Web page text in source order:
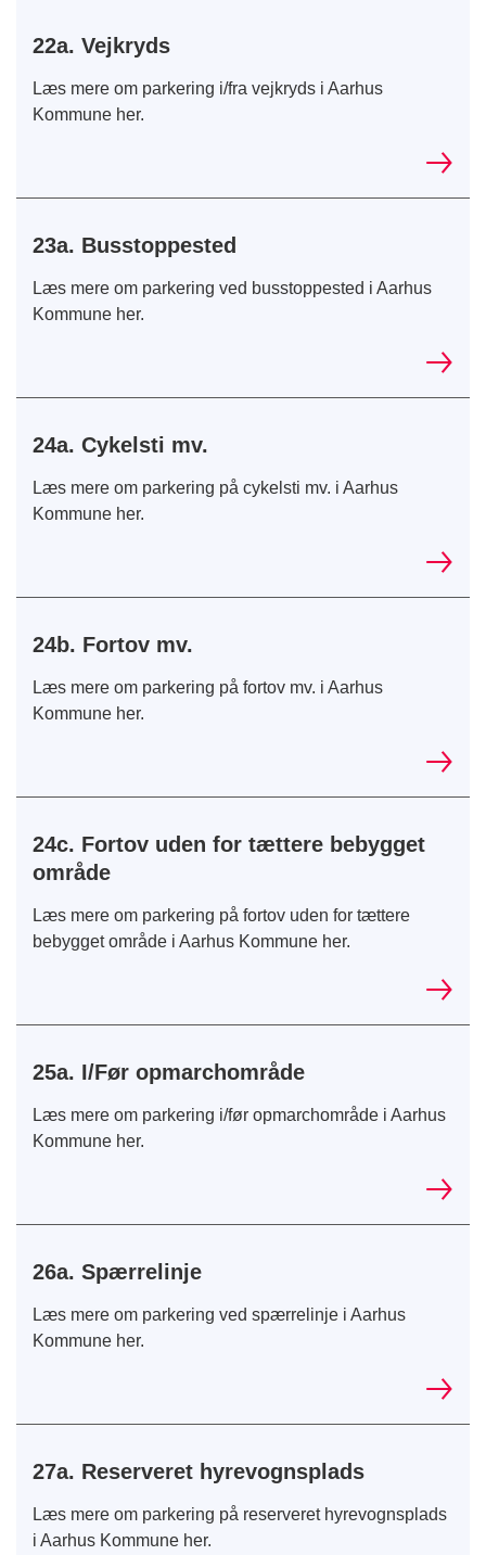
22a. Vejkryds
Læs mere om parkering i/fra vejkryds i Aarhus
Kommune her.
23a. Busstoppested
Læs mere om parkering ved busstoppested i Aarhus
Kommune her.
24a. Cykelsti mv.
Læs mere om parkering på cykelsti mv. i Aarhus
Kommune her.
24b. Fortov mv.
Læs mere om parkering på fortov mv. i Aarhus
Kommune her.
24c. Fortov uden for tættere bebygget
område
Læs mere om parkering på fortov uden for tættere
bebygget område i Aarhus Kommune her.
25a. I/Før opmarchområde
Læs mere om parkering i/før opmarchområde i Aarhus
Kommune her.
26a. Spærrelinje
Læs mere om parkering ved spærrelinje i Aarhus
Kommune her.
27a. Reserveret hyrevognsplads
Læs mere om parkering på reserveret hyrevognsplads
i Aarhus Kommune her.